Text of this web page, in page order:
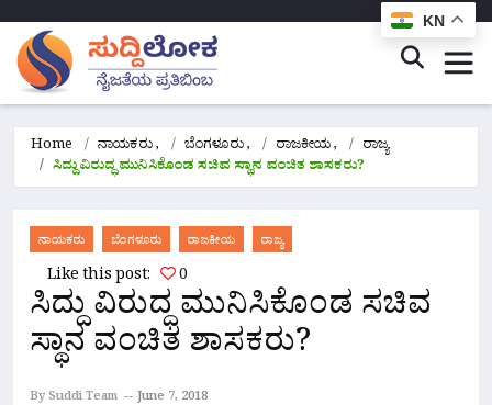
Home ನಾಯಕರು, ಬೆಂಗಳೂರು, ರಾಜಕೀಯ,
ರಾಜ್ಯ
ಸಿದ್ದು ವಿರುದ್ಧ ಮುನಿಸಿಕೊಂಡ ಸಚಿವ ಸ್ಥಾನ ವಂಚಿತ ಶಾಸಕರು?
ನಾಯಕರು ಬೆಂಗಳೂರು ರಾಜಕೀಯ ರಾಜ್ಯ
Like this post: 0
ಸಿದ್ದು ವಿರುದ್ಧ ಮುನಿಸಿಕೊಂಡ ಸಚಿವ
ಸ್ಥಾನ ವಂಚಿತ ಶಾಸಕರು?
By Suddi Team June 7, 2018
KN